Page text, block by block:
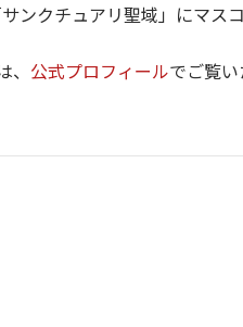
ンクチュアリ聖域」にマス
公式プロフィールでご覧い